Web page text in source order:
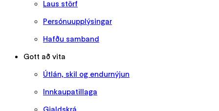
Laus störf
Persónuupplýsingar
Hafðu samband
Gott að vita
Útlán, skil og endurnýjun
Innkaupatillaga
Gjaldskrá